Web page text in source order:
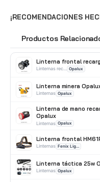
¡RECOMENDACIONES
Productos
Linterna frontal
Opalux
Linterna minera
Linternas Opalux
Linterna de mano
Opalux
Linternas Opalux
Linterna frontal
Linternas
Linterna táctica 25w
Linternas Opalux